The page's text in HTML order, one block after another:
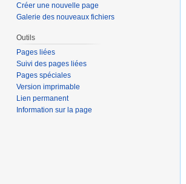
Créer une nouvelle page
Galerie des nouveaux fichiers
Outils
Pages liées
Suivi des pages liées
Pages spéciales
Version imprimable
Lien permanent
Information sur la page